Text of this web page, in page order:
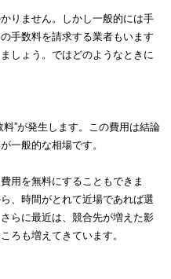
りません。しかし一般的には手
手数料を請求する業者もいます
しょう。ではどのようなときに
”が発生します。この費用は結論
一般的な相場です。
用を無料にすることもできま
、時間がとれて近場であれば選
らに最近は、競合先が増えた影
ろも増えてきています。